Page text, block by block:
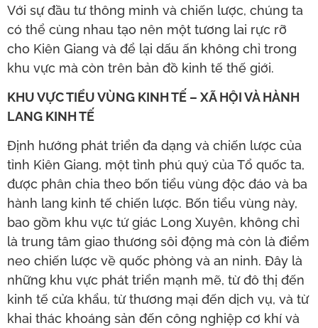
Với sự đầu tư thông minh và chiến lược, chúng ta
có thể cùng nhau tạo nên một tương lai rực rỡ
cho Kiên Giang và để lại dấu ấn không chỉ trong
khu vực mà còn trên bản đồ kinh tế thế giới.
KHU VỰC TIỂU VÙNG KINH TẾ – XÃ HỘI VÀ HÀNH
LANG KINH TẾ
Định hướng phát triển đa dạng và chiến lược của
tỉnh Kiên Giang, một tỉnh phú quý của Tổ quốc ta,
được phân chia theo bốn tiểu vùng độc đáo và ba
hành lang kinh tế chiến lược. Bốn tiểu vùng này,
bao gồm khu vực tứ giác Long Xuyên, không chỉ
là trung tâm giao thương sôi động mà còn là điểm
neo chiến lược về quốc phòng và an ninh. Đây là
những khu vực phát triển mạnh mẽ, từ đô thị đến
kinh tế cửa khẩu, từ thương mại đến dịch vụ, và từ
khai thác khoáng sản đến công nghiệp cơ khí và